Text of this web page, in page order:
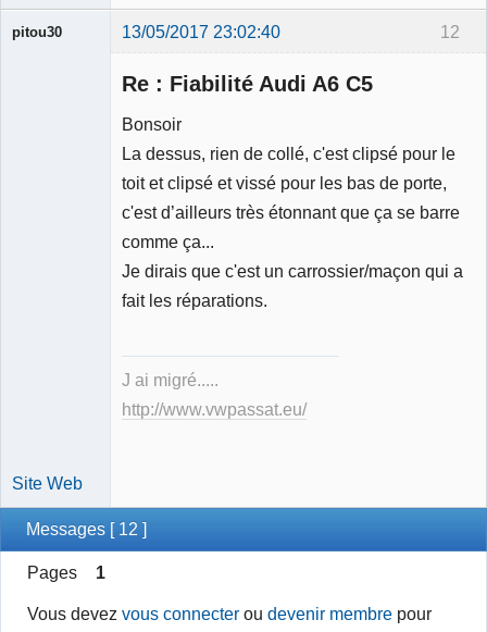
12
pitou30 13/05/2017 23:02:40
Re : Fiabilité Audi A6 C5
Bonsoir
La dessus, rien de collé, c'est clipsé pour le
toit et clipsé et vissé pour les bas de porte,
c'est d’ailleurs très étonnant que ça se barre
comme ça...
Je dirais que c'est un carrossier/maçon qui a
fait les réparations.
J ai migré.....
http://www.vwpassat.eu/
Site Web
Messages [ 12 ]
Pages 1
Vous devezvous connecter oudevenir membre pour